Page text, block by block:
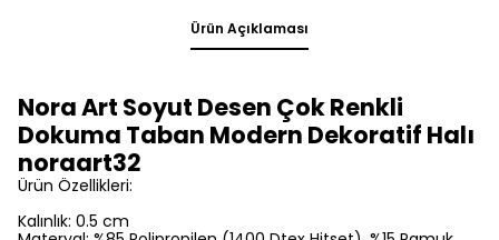
Ürün Açıklaması
Nora Art Soyut Desen Çok Renkli
Dokuma Taban Modern Dekoratif Halı
noraart32
Ürün Özellikleri:
Kalınlık: 0.5 cm